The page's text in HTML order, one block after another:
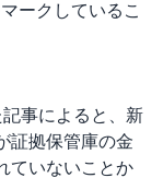
ークしているこ
事によると、新
証拠保管庫の金
ていないことか